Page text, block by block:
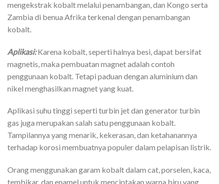
mengekstrak kobalt melalui penambangan, dan Kongo serta
Zambia di benua Afrika terkenal dengan penambangan
kobalt.
Aplikasi:Karena kobalt, seperti halnya besi, dapat bersifat
magnetis, maka pembuatan magnet adalah contoh
penggunaan kobalt. Tetapi paduan dengan aluminium dan
nikel menghasilkan magnet yang kuat.
Aplikasi suhu tinggi seperti turbin jet dan generator turbin
gas juga merupakan salah satu penggunaan kobalt.
Tampilannya yang menarik, kekerasan, dan ketahanannya
terhadap korosi membuatnya populer dalam pelapisan listrik.
Orang menggunakan garam kobalt dalam cat, porselen, kaca,
tembikar, dan enamel untuk menciptakan warna biru yang